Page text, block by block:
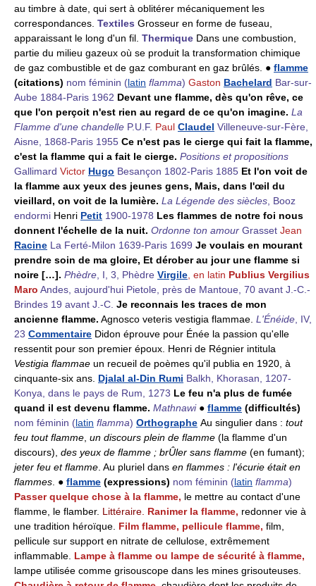
au timbre à date, qui sert à oblitérer mécaniquement les
correspondances. Textiles Grosseur en forme de fuseau,
apparaissant le long d'un fil. Thermique Dans une combustion,
partie du milieu gazeux où se produit la transformation chimique
de gaz combustible et de gaz comburant en gaz brûlés. ● flamme
(citations) nom féminin (latin flamma) Gaston Bachelard Bar-sur-
Aube 1884-Paris 1962 Devant une flamme, dès qu'on rêve, ce
que l'on perçoit n'est rien au regard de ce qu'on imagine. La
Flamme d'une chandelle P.U.F. Paul Claudel Villeneuve-sur-Fère,
Aisne, 1868-Paris 1955 Ce n'est pas le cierge qui fait la flamme,
c'est la flamme qui a fait le cierge. Positions et propositions
Gallimard Victor Hugo Besançon 1802-Paris 1885 Et l'on voit de
la flamme aux yeux des jeunes gens, Mais, dans l'œil du
vieillard, on voit de la lumière. La Légende des siècles , Booz
endormi Henri Petit 1900-1978 Les flammes de notre foi nous
donnent l'échelle de la nuit. Ordonne ton amour Grasset Jean
Racine La Ferté-Milon 1639-Paris 1699 Je voulais en mourant
prendre soin de ma gloire, Et dérober au jour une flamme si
noire […]. Phèdre , I, 3, Phèdre Virgile , en latin Publius Vergilius
Maro Andes, aujourd'hui Pietole, près de Mantoue, 70 avant J.-C.-
Brindes 19 avant J.-C. Je reconnais les traces de mon
ancienne flamme. Agnosco veteris vestigia flammae. L'Énéide , IV,
23 Commentaire Didon éprouve pour Énée la passion qu'elle
ressentit pour son premier époux. Henri de Régnier intitula
Vestigia flammae un recueil de poèmes qu'il publia en 1920, à
cinquante-six ans. Djalal al-Din Rumi Balkh, Khorasan, 1207-
Konya, dans le pays de Rum, 1273 Le feu n'a plus de fumée
quand il est devenu flamme. Mathnawi ● flamme (difficultés)
nom féminin (latin flamma) Orthographe Au singulier dans : tout
feu tout flamme un discours plein de flamme (la flamme d'un
discours), des yeux de flamme ; brÛler sans flamme (en fumant);
jeter feu et flamme . Au pluriel dans en flammes : l'écurie était en
flammes . ● flamme (expressions) nom féminin (latin flamma)
Passer quelque chose à la flamme, le mettre au contact d'une
flamme, le flamber. Littéraire. Ranimer la flamme, redonner vie à
une tradition héroïque. Film flamme, pellicule flamme, film,
pellicule sur support en nitrate de cellulose, extrêmement
inflammable. Lampe à flamme ou lampe de sécurité à flamme,
lampe utilisée comme grisouscope dans les mines grisouteuses.